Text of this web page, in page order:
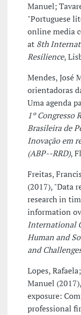
Manuel;
"Portuguese
online media
at 8th
Resilience,
Mendes, José
orientadoras
Uma agenda
1º Congresso
Brasileira de
Inovação em
(ABP--RRD),
Freitas,
(2017), "Data
research in
information
International
Human and
and
Lopes,
Manuel
exposure:
professional